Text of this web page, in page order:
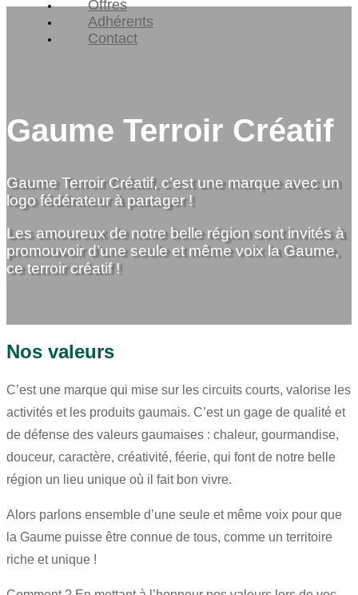
Offres
Adhérents
Contact
Gaume Terroir Créatif
Gaume Terroir Créatif, c’est une marque avec un
logo fédérateur à partager !
Les amoureux de notre belle région sont invités à
promouvoir d’une seule et même voix la Gaume,
ce terroir créatif !
Nos valeurs
C’est une marque qui mise sur les circuits courts, valorise les
activités et les produits gaumais. C’est un gage de qualité et
de défense des valeurs gaumaises : chaleur, gourmandise,
douceur, caractère, créativité, féerie, qui font de notre belle
région un lieu unique où il fait bon vivre.
Alors parlons ensemble d’une seule et même voix pour que
la Gaume puisse être connue de tous, comme un territoire
riche et unique !